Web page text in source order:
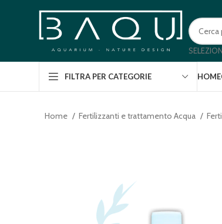
FILTRA PER CATEGORIE HOME
Home Fertilizzanti e trattamento Acqua